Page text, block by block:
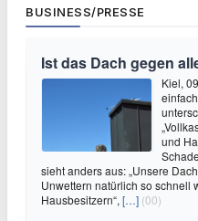
BUSINESS/PRESSE
Ist das Dach gegen
Kiel,
und
sieht anders aus: „Unsere
Unwettern natürlich so schnell
Hausbesitzern“, […] (00)